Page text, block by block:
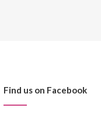
Find us on Facebook